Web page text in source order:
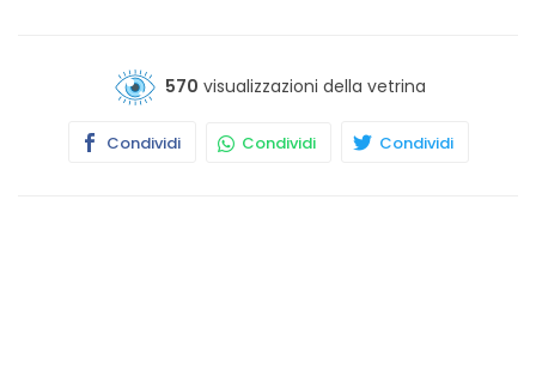
570 visualizzazioni della vetrina
Condividi Condividi Condividi